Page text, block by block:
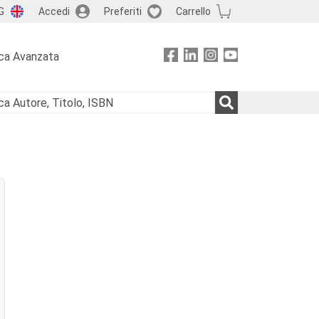
Accedi Preferiti Carrello
Avanzata